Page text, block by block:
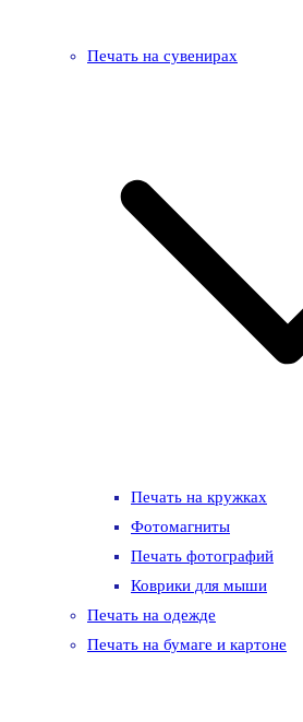
Печать на сувенирах
Печать на кружках
Фотомагниты
Печать фотографий
Коврики для мыши
Печать на одежде
Печать на бумаге и картоне